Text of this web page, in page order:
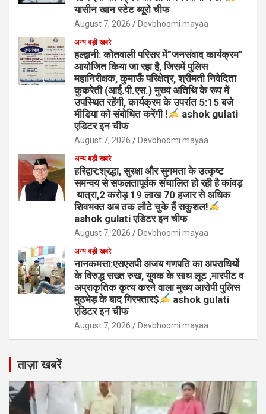
यासीन खान स्टेट ब्यूरो चीफ
August 7, 2026 Devbhoomi mayaa
अन्य बड़ी खबरे
हल्द्वानी: कोतवाली परिसर में”जनसंवाद कार्यक्रम”
आयोजित किया जा रहा है, जिसमें पुलिस
महानिरीक्षक, कुमाऊँ परिक्षेत्र, श्रीमती निवेदिता
कुकरेती (आई.पी.एस.) मुख्य अतिथि के रूप में
उपस्थित रहेंगी, कार्यक्रम के उपरांत 5:15 बजे
मीडिया को संबोधित करेंगी !
ashok gulati
एडिटर इन चीफ
August 7, 2026 Devbhoomi mayaa
अन्य बड़ी खबरे
हरिद्वार:श्रद्धा, सुरक्षा और सुगमता के उत्कृष्ट
समन्वय से सफलतापूर्वक संचालित हो रही है कांवड़
यात्रा,2 करोड़ 19 लाख 70 हजार से अधिक
शिवभक्त अब तक लौटे चुके हैं सकुशल!
ashok gulati एडिटर इन चीफ
August 7, 2026 Devbhoomi mayaa
अन्य बड़ी खबरे
नानकमत्ता:एसएसपी अजय गणपति का अपराधियों
के विरुद्ध सख्त रुख, युवक के साथ लूट ,मारपीट व
अप्राकृतिक कृत्य करने वाला मुख्य आरोपी पुलिस
मुठभेड़ के बाद गिरफ्तार$
ashok gulati
एडिटर इन चीफ
August 7, 2026 Devbhoomi mayaa
ताज़ा खबरें